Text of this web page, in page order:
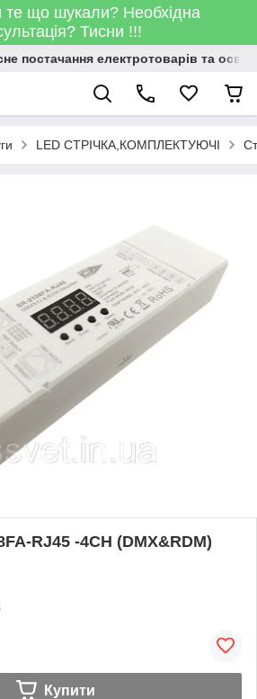
що шукали? Необхідна
Тисни !!!
постачання електротоварів та
LED СТРІЧКА,КОМПЛЕКТУЮЧІ
RJ45 -4CH (DMX&RDM)
Купити